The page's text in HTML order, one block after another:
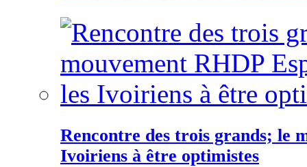
Rencontre des trois grands; le
Ivoiriens à être optimistes